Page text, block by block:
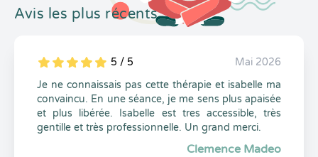
Avis les plus récents
5
1
5
0 5 / 5
Mai 2026
Je ne connaissais pas cette thérapie et isabelle ma
convaincu. En une séance, je me sens plus apaisée
et plus libérée. Isabelle est tres accessible, très
gentille et très professionnelle. Un grand merci.
Clemence Madeo